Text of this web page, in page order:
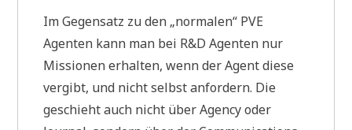
Im Gegensatz zu den „normalen“ PVE
Agenten kann man bei R&D Agenten nur
Missionen erhalten, wenn der Agent diese
vergibt, und nicht selbst anfordern. Die
geschieht auch nicht über Agency oder